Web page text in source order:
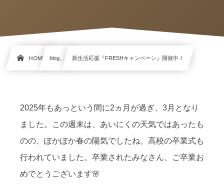
HOME blog, … 新生活応援『FRESHキャンペーン』開催中！
2025年もあっという間に2ヵ月が過ぎ、3月となり
ました。この週末は、あいにくの天気ではあったも
のの、ぽかぽか春の陽気でしたね。高校の卒業式も
行われていました。卒業されたみなさん、ご卒業お
めでとうございます🌸